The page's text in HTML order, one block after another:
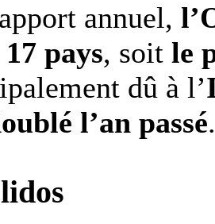
annuel,
pays, soit le
dû à l’
l’an passé.